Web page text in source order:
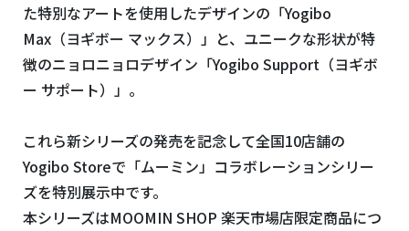
た特別なアートを使用したデザインの「Yogibo
Max（ヨギボー マックス）」と、ユニークな形状が特
徴のニョロニョロデザイン「Yogibo Support（ヨギボ
ー サポート）」。
これら新シリーズの発売を記念して全国10店舗の
Yogibo Storeで「ムーミン」コラボレーションシリー
ズを特別展示中です。
本シリーズはMOOMIN SHOP 楽天市場店限定商品につ